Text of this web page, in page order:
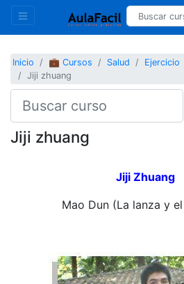
Inicio 💼 Cursos Salud Ejercicio
Jiji zhuang
Jiji zhuang
Jiji Zhuang
Mao Dun (La lanza y